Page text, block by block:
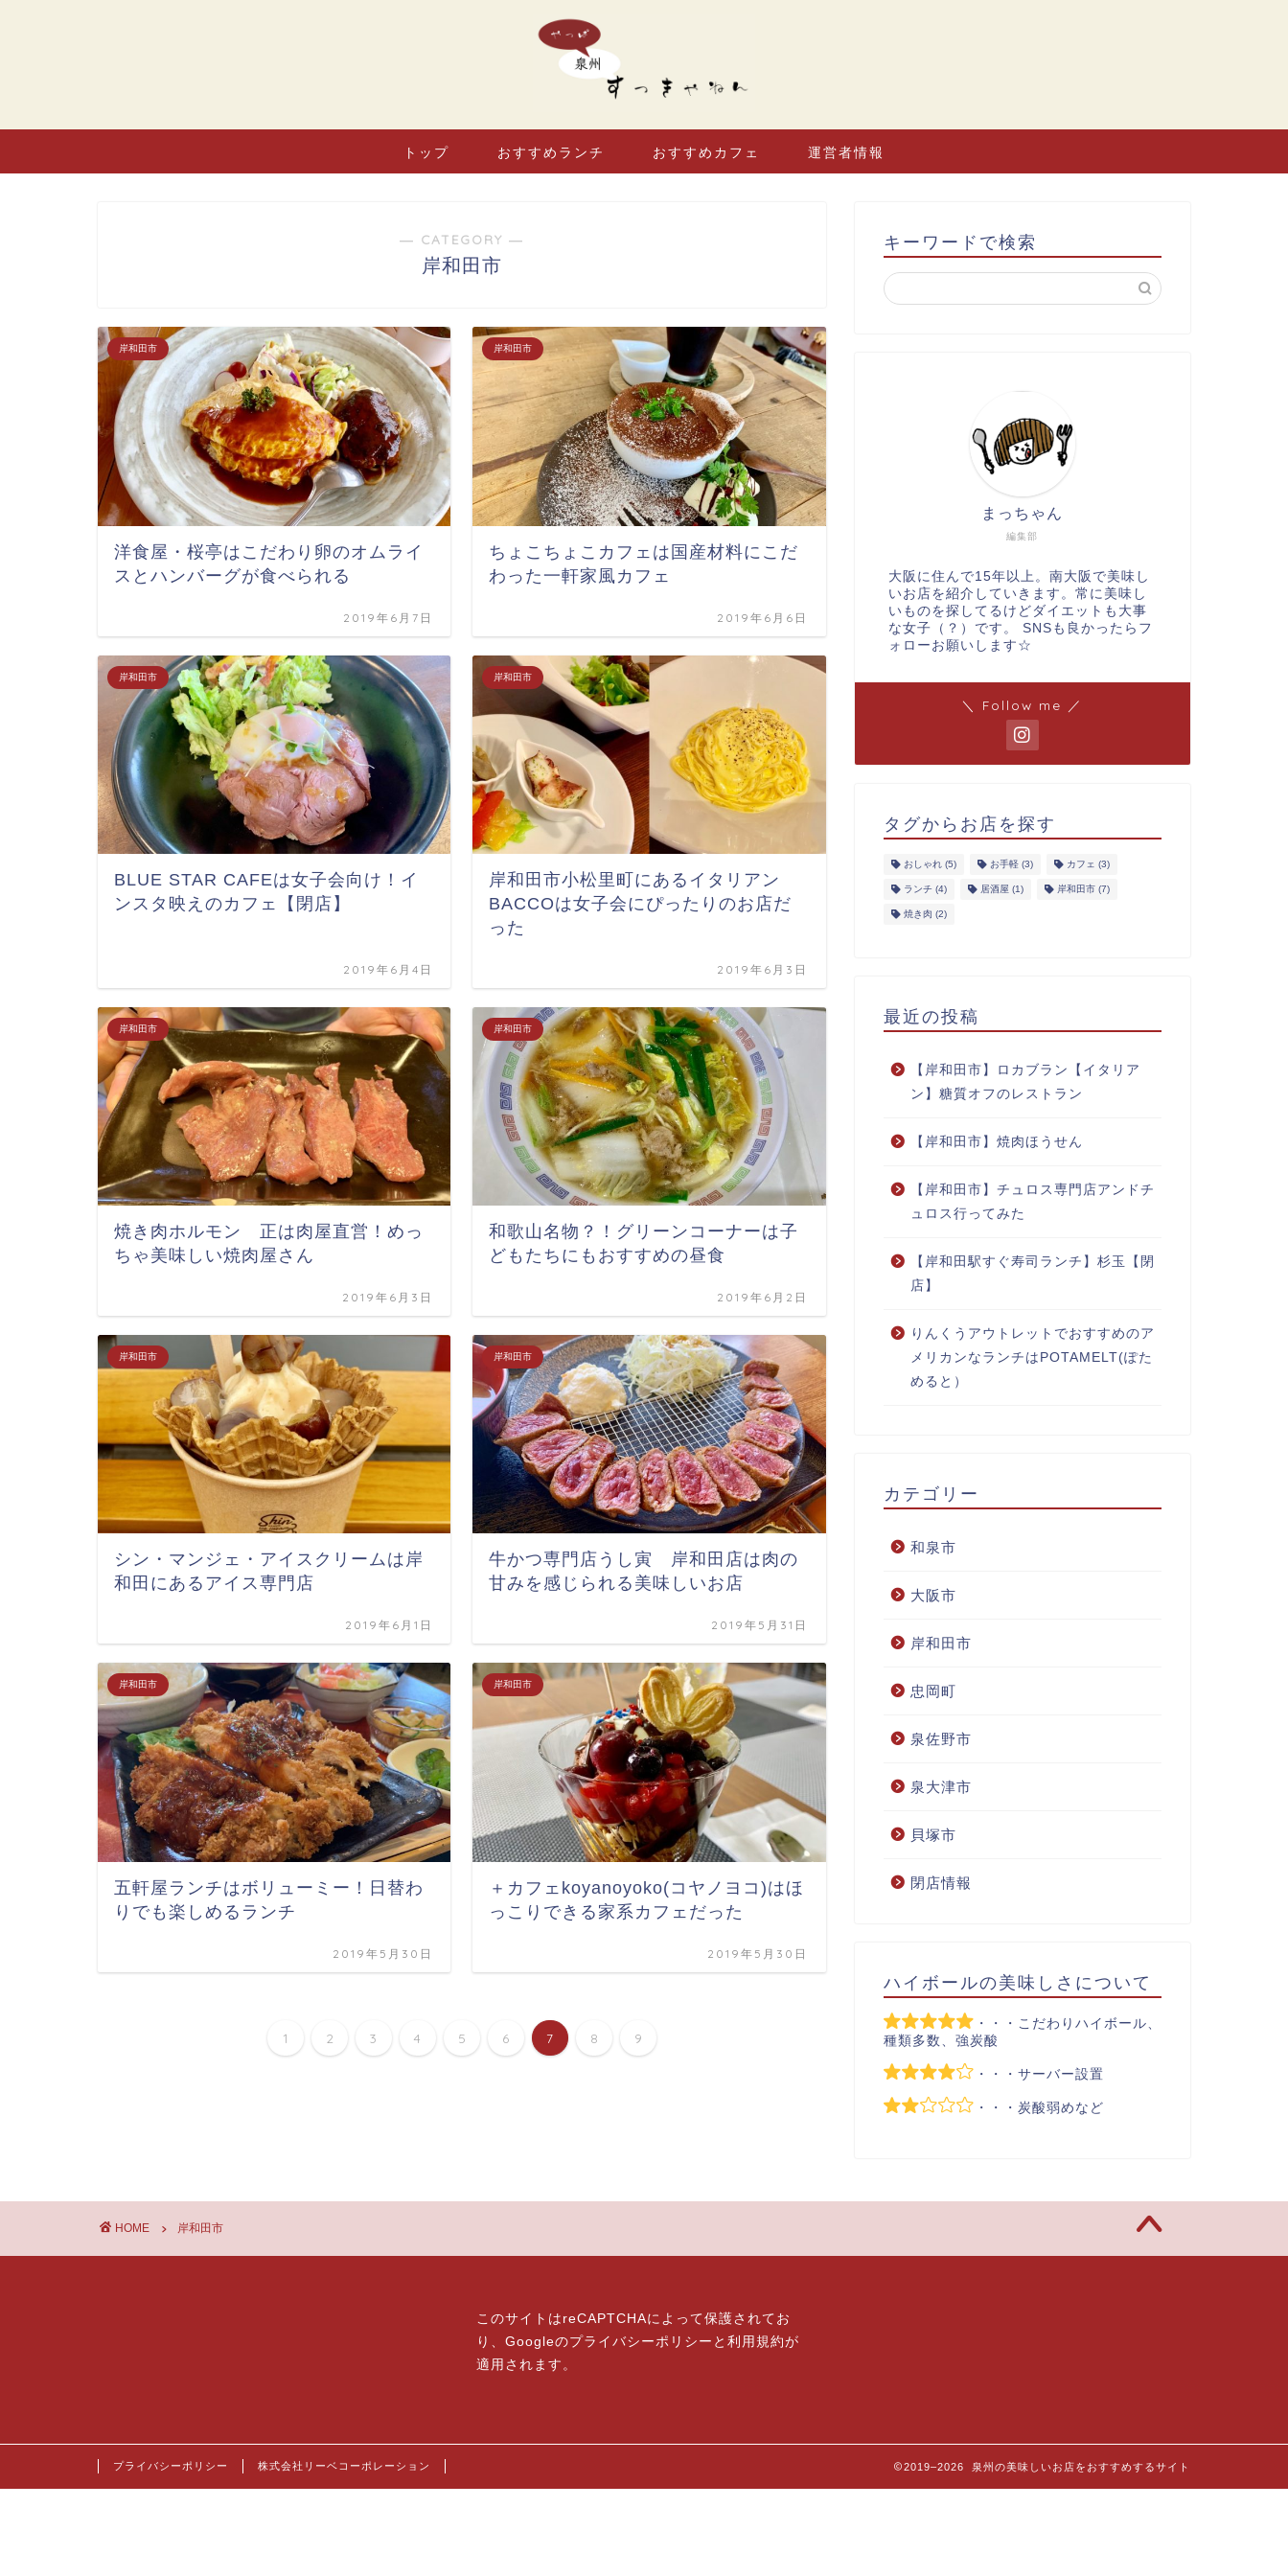
トップ おすすめランチ おすすめカフェ 運営者情報
― CATEGORY ―
岸和田市
岸和田市
洋食屋・桜亭はこだわり卵のオムライ
スとハンバーグが食べられる
2019年6月7日
岸和田市
ちょこちょこカフェは国産材料にこだ
わった一軒家風カフェ
2019年6月6日
岸和田市
BLUE STAR CAFEは女子会向け！イ
ンスタ映えのカフェ【閉店】
2019年6月4日
岸和田市
岸和田市小松里町にあるイタリアン
BACCOは女子会にぴったりのお店だ
った
2019年6月3日
岸和田市
焼き肉ホルモン 正は肉屋直営！めっ
ちゃ美味しい焼肉屋さん
2019年6月3日
岸和田市
和歌山名物？！グリーンコーナーは子
どもたちにもおすすめの昼食
2019年6月2日
岸和田市
シン・マンジェ・アイスクリームは岸
和田にあるアイス専門店
2019年6月1日
岸和田市
牛かつ専門店うし寅 岸和田店は肉の
甘みを感じられる美味しいお店
2019年5月31日
岸和田市
五軒屋ランチはボリューミー！日替わ
りでも楽しめるランチ
2019年5月30日
岸和田市
＋カフェkoyanoyoko(コヤノヨコ)はほ
っこりできる家系カフェだった
2019年5月30日
1 2 3 4 5 6 7 8 9
キーワードで検索
編集部
まっちゃん
大阪に住んで15年以上。南大阪で美味し
いお店を紹介していきます。常に美味し
いものを探してるけどダイエットも大事
な女子（？）です。 SNSも良かったらフ
ォローお願いします☆
＼ Follow me ／
タグからお店を探す
おしゃれ(5) お手軽(3) カフェ (3)
ランチ(4) 居酒屋 (1) 岸和田市(7)
焼き肉 (2)
最近の投稿
【岸和田市】ロカブラン【イタリア
ン】糖質オフのレストラン
【岸和田市】焼肉ほうせん
【岸和田市】チュロス専門店アンドチ
ュロス行ってみた
【岸和田駅すぐ寿司ランチ】杉玉【閉
店】
りんくうアウトレットでおすすめのア
メリカンなランチはPOTAMELT(ぽた
めると）
カテゴリー
和泉市
大阪市
岸和田市
忠岡町
泉佐野市
泉大津市
貝塚市
閉店情報
ハイボールの美味しさについて
・・・こだわりハイボール、
種類多数、強炭酸
・・・サーバー設置
・・・炭酸弱めなど
HOME 岸和田市
このサイトはreCAPTCHAによって保護されてお
り、Googleのプライバシーポリシー と 利用規約が
適用されます。
プライバシーポリシー 株式会社リーベコーポレーション 2019–2026 泉州の美味しいお店をおすすめするサイト